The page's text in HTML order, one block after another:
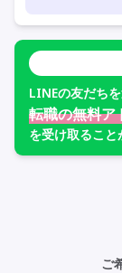
研修制度あり
LINEの友だち
転職の無料ア
を受け取ること
ご